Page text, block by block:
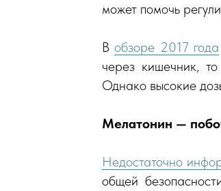
может помочь
Вобзоре 2017 года
через кишечник,
Однако высокие
Мелатонин —
Недостаточно
общей